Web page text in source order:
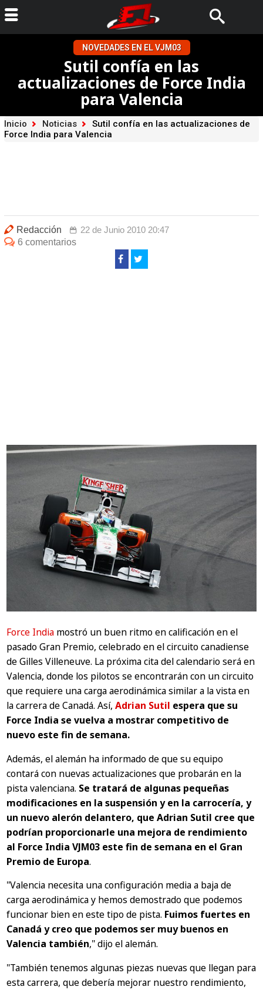
NOVEDADES EN EL VJM03
Sutil confía en las
actualizaciones de Force India
para Valencia
Inicio Noticias
Sutil confía en las actualizaciones de
Force India para Valencia
Redacción
22 de Junio 2010 20:47
6 comentarios
Force India mostró un buen ritmo en calificación en el
pasado Gran Premio, celebrado en el circuito canadiense
de Gilles Villeneuve. La próxima cita del calendario será en
Valencia, donde los pilotos se encontrarán con un circuito
que requiere una carga aerodinámica similar a la vista en
la carrera de Canadá. Así,Adrian Sutil espera que su
Force India se vuelva a mostrar competitivo de
nuevo este fin de semana.
Además, el alemán ha informado de que su equipo
contará con nuevas actualizaciones que probarán en la
pista valenciana. Se tratará de algunas pequeñas
modificaciones en la suspensión y en la carrocería, y
un nuevo alerón delantero, que Adrian Sutil cree que
podrían proporcionarle una mejora de rendimiento
al Force India VJM03 este fin de semana en el Gran
Premio de Europa.
"Valencia necesita una configuración media a baja de
carga aerodinámica y hemos demostrado que podemos
funcionar bien en este tipo de pista. Fuimos fuertes en
Canadá y creo que podemos ser muy buenos en
Valencia también,"dijo el alemán.
"También tenemos algunas piezas nuevas que llegan para
esta carrera, que debería mejorar nuestro rendimiento,